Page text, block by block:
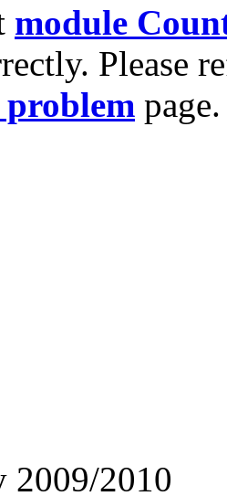
module
Please
page.
2009/2010